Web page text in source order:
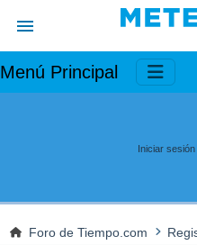
Menú Principal
Iniciar sesión
Foro de Tiempo.com